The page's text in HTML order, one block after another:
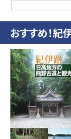
おすすめ！紀